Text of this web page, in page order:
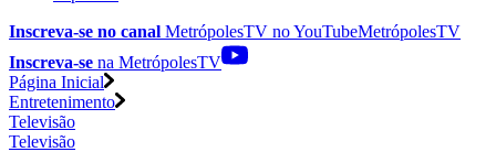
Inscreva-se no canal MetrópolesTV noYouTubeMetrópolesTV
Inscreva-se na MetrópolesTV
Página Inicial
Entretenimento
Televisão
Televisão